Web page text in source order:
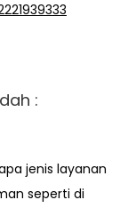
:
jenis layanan
seperti di